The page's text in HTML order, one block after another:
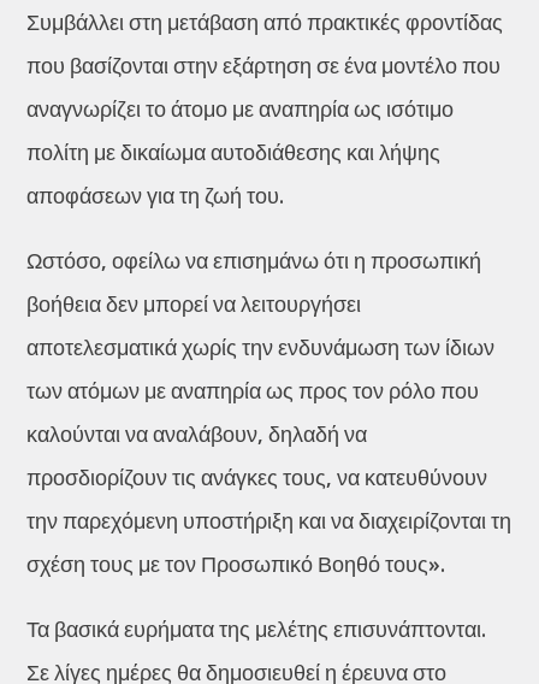
Συμβάλλει στη μετάβαση από πρακτικές φροντίδας
που βασίζονται στην εξάρτηση σε ένα μοντέλο που
αναγνωρίζει το άτομο με αναπηρία ως ισότιμο
πολίτη με δικαίωμα αυτοδιάθεσης και λήψης
αποφάσεων για τη ζωή του.
Ωστόσο, οφείλω να επισημάνω ότι η προσωπική
βοήθεια δεν μπορεί να λειτουργήσει
αποτελεσματικά χωρίς την ενδυνάμωση των ίδιων
των ατόμων με αναπηρία ως προς τον ρόλο που
καλούνται να αναλάβουν, δηλαδή να
προσδιορίζουν τις ανάγκες τους, να κατευθύνουν
την παρεχόμενη υποστήριξη και να διαχειρίζονται τη
σχέση τους με τον Προσωπικό Βοηθό τους».
Τα βασικά ευρήματα της μελέτης επισυνάπτονται.
Σε λίγες ημέρες θα δημοσιευθεί η έρευνα στο